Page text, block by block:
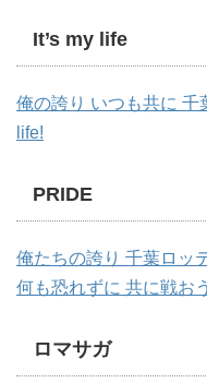
It’s my life
俺の誇り いつも共に 千
life!
PRIDE
俺たちの誇り 千葉ロッ
何も恐れずに 共に戦おう
ロマサガ